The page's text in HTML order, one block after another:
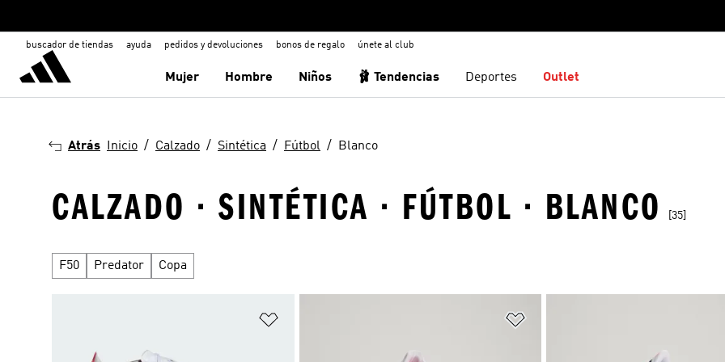
buscador de tiendas ayuda pedidos y devoluciones bonos de regalo únete al club
Mujer Hombre Niños 🩰 Tendencias Deportes Outlet
Atrás Inicio Calzado Sintética Fútbol Blanco
CALZADO · SINTÉTICA · FÚTBOL · BLANCO [35]
F50 Predator Copa